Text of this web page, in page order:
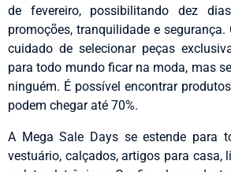
de fevereiro, possibilitando dez
promoções, tranquilidade e
cuidado de selecionar peças
para todo mundo ficar na moda, mas
ninguém. É possível encontrar
podem chegar até 70%.
A Mega Sale Days se estende para
vestuário, calçados, artigos para casa,